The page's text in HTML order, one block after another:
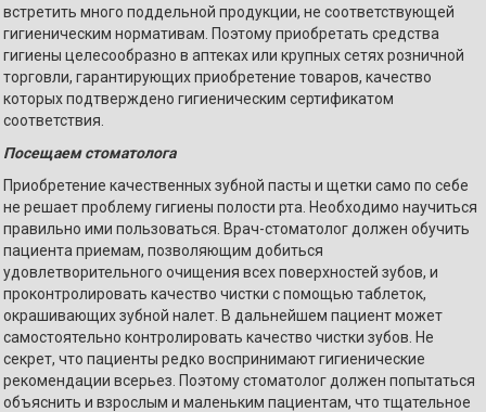
встретить много поддельной продукции, не соответствующей
гигиеническим нормативам. Поэтому приобретать средства
гигиены целесообразно в аптеках или крупных сетях розничной
торговли, гарантирующих приобретение товаров, качество
которых подтверждено гигиеническим сертификатом
соответствия.
Посещаем стоматолога
Приобретение качественных зубной пасты и щетки само по себе
не решает проблему гигиены полости рта. Необходимо научиться
правильно ими пользоваться. Врач-стоматолог должен обучить
пациента приемам, позволяющим добиться
удовлетворительного очищения всех поверхностей зубов, и
проконтролировать качество чистки с помощью таблеток,
окрашивающих зубной налет. В дальнейшем пациент может
самостоятельно контролировать качество чистки зубов. Не
секрет, что пациенты редко воспринимают гигиенические
рекомендации всерьез. Поэтому стоматолог должен попытаться
объяснить и взрослым и маленьким пациентам, что тщательное